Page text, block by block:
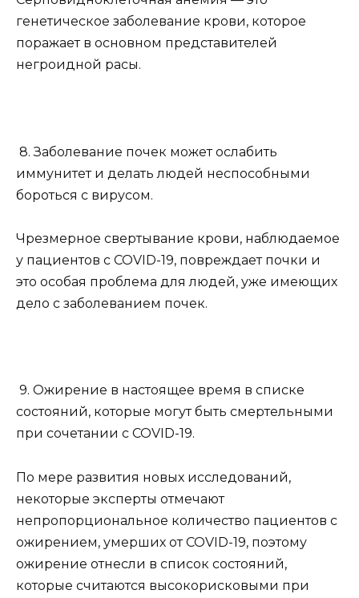
генетическое заболевание крови, которое
поражает в основном представителей
негроидной расы.
8. Заболевание почек может ослабить
иммунитет и делать людей неспособными
бороться с вирусом.
Чрезмерное свертывание крови, наблюдаемое
у пациентов с COVID-19, повреждает почки и
это особая проблема для людей, уже имеющих
дело с заболеванием почек.
9. Ожирение в настоящее время в списке
состояний, которые могут быть смертельными
при сочетании с COVID-19.
По мере развития новых исследований,
некоторые эксперты отмечают
непропорциональное количество пациентов с
ожирением, умерших от COVID-19, поэтому
ожирение отнесли в список состояний,
которые считаются высокорисковыми при